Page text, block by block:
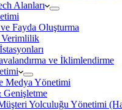
Alanları
Fayda Oluşturma
Verimlilik
ve İklimlendirme
Medya Yönetimi
Yolculuğu Yönetimi